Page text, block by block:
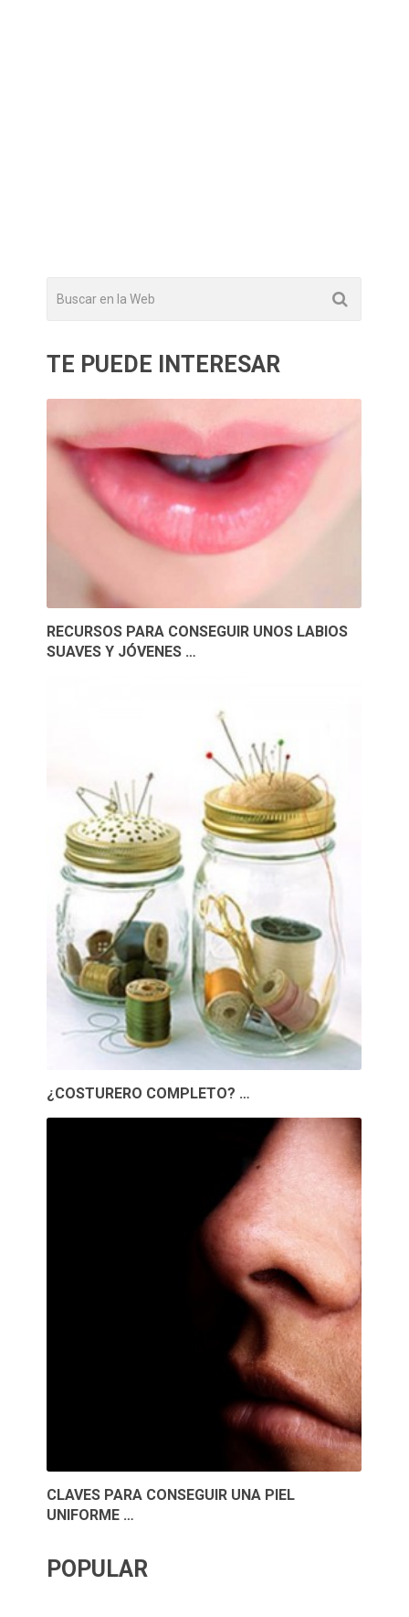
TE PUEDE INTERESAR
RECURSOS PARA CONSEGUIR UNOS LABIOS
SUAVES Y JÓVENES …
¿COSTURERO COMPLETO? …
CLAVES PARA CONSEGUIR UNA PIEL
UNIFORME …
POPULAR